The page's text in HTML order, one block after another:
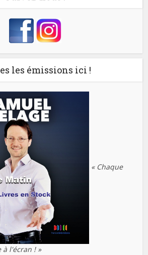
les émissions ici !
« Chaque
l'écran ! »